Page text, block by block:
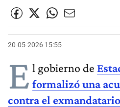
20-05-2026 15:55
E l gobierno de
formalizó una
contra el